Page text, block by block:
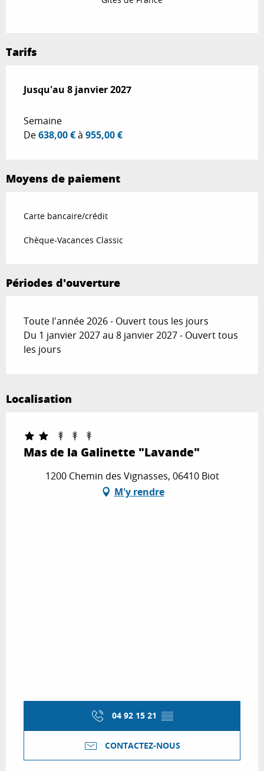
Tarifs
Du20 décembre 2025au
Jusqu'au 8 janvier 2027
Semaine
De638,00 €à 955,00 €
Moyens de paiement
Carte bancaire/crédit
Chèque-Vacances Classic
Périodes d'ouverture
Toute l'année 2026 - Ouvert tous les jours
Du 1 janvier 2027 au 8 janvier 2027 - Ouvert tous
les jours
Localisation
Mas de la Galinette "Lavande"
1200 Chemin des Vignasses, 06410 Biot
M'y rendre
04 92 15 21 ▒▒
CONTACTEZ-NOUS